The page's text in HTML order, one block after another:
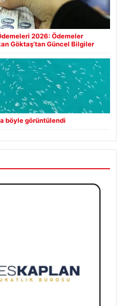
2026: Ödemeler
Göktaş’tan Güncel Bilgiler
böyle görüntülendi